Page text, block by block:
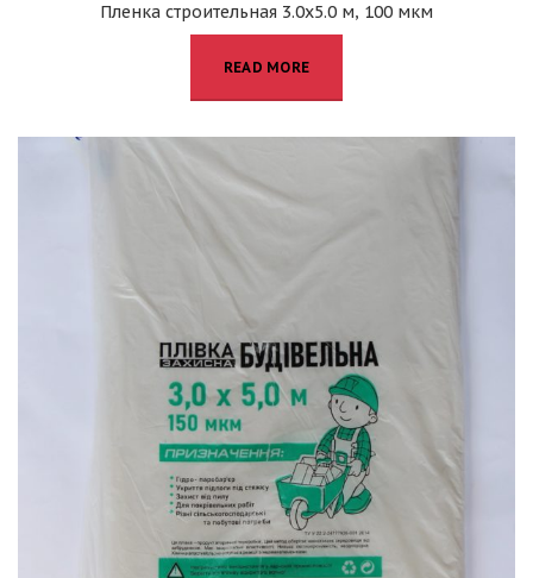
Пленка строительная 3.0х5.0 м, 100 мкм
READ MORE